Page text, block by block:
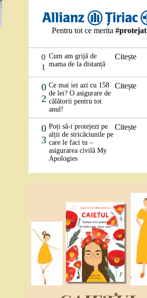
Pentru tot ce merita#protejat
0
1
Cum am grijă de
mama de la distanță
Citește
0
2
Ce mai iei azi cu 158
de lei? O asigurare de
călătorii pentru tot
anul!
Citește
0
3
Poți să-i protejezi pe
alții de stricăciunile pe
care le faci tu –
asigurarea civilă My
Apologies
Citește